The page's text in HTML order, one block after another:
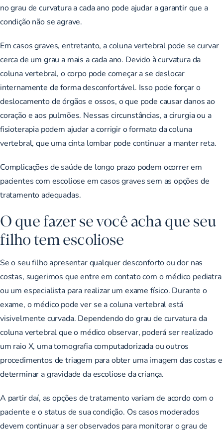
no grau de curvatura a cada ano pode ajudar a garantir que a
condição não se agrave.
Em casos graves, entretanto, a coluna vertebral pode se curvar
cerca de um grau a mais a cada ano. Devido à curvatura da
coluna vertebral, o corpo pode começar a se deslocar
internamente de forma desconfortável. Isso pode forçar o
deslocamento de órgãos e ossos, o que pode causar danos ao
coração e aos pulmões. Nessas circunstâncias, a cirurgia ou a
fisioterapia podem ajudar a corrigir o formato da coluna
vertebral, que uma cinta lombar pode continuar a manter reta.
Complicações de saúde de longo prazo podem ocorrer em
pacientes com escoliose em casos graves sem as opções de
tratamento adequadas.
O que fazer se você acha que seu
filho tem escoliose
Se o seu filho apresentar qualquer desconforto ou dor nas
costas, sugerimos que entre em contato com o médico pediatra
ou um especialista para realizar um exame físico. Durante o
exame, o médico pode ver se a coluna vertebral está
visivelmente curvada. Dependendo do grau de curvatura da
coluna vertebral que o médico observar, poderá ser realizado
um raio X, uma tomografia computadorizada ou outros
procedimentos de triagem para obter uma imagem das costas e
determinar a gravidade da escoliose da criança.
A partir daí, as opções de tratamento variam de acordo com o
paciente e o status de sua condição. Os casos moderados
devem continuar a ser observados para monitorar o grau de